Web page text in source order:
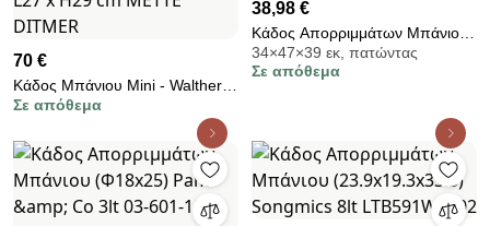
70 €
Κάδος Μπάνιου Mini - Walther
Pedal 5 litre - Μεταλλικός Λαδί
W15 x L27 x H29 cm METTE
DITMER
Σε απόθεμα
38,98 €
Κάδος Απορριμμάτων Μπάνιου
(34x28.5x40.4) Songmics 20lt
LTB592A02
34×47×39 εκ, πατώντας
Σε απόθεμα